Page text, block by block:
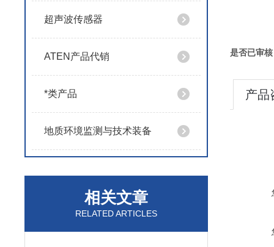
超声波传感器
ATEN产品代销
*类产品
地质环境监测与技术装备
相关文章
RELATED ARTICLES
是否已审
产品